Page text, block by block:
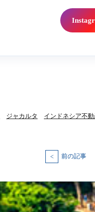
ジャカルタ インドネシア不
前の記事